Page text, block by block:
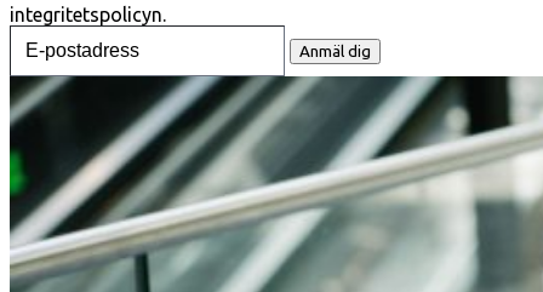
integritetspolicyn.
Vänligen ange din e-postadress för att ta emot
Anmäl dig